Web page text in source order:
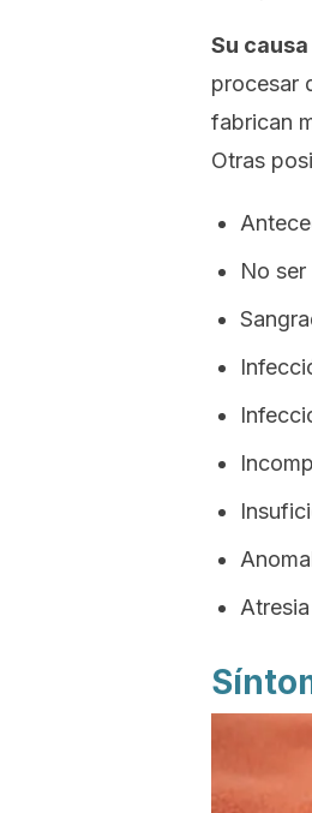
Su
procesar
fabrican
Otras
No